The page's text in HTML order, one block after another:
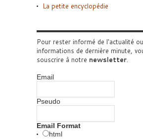
La petite encyclopédie
Pour rester informé de l'actualité
informations de dernière minute,
souscrire à notre newsletter.
Email
Pseudo
Email Format
html